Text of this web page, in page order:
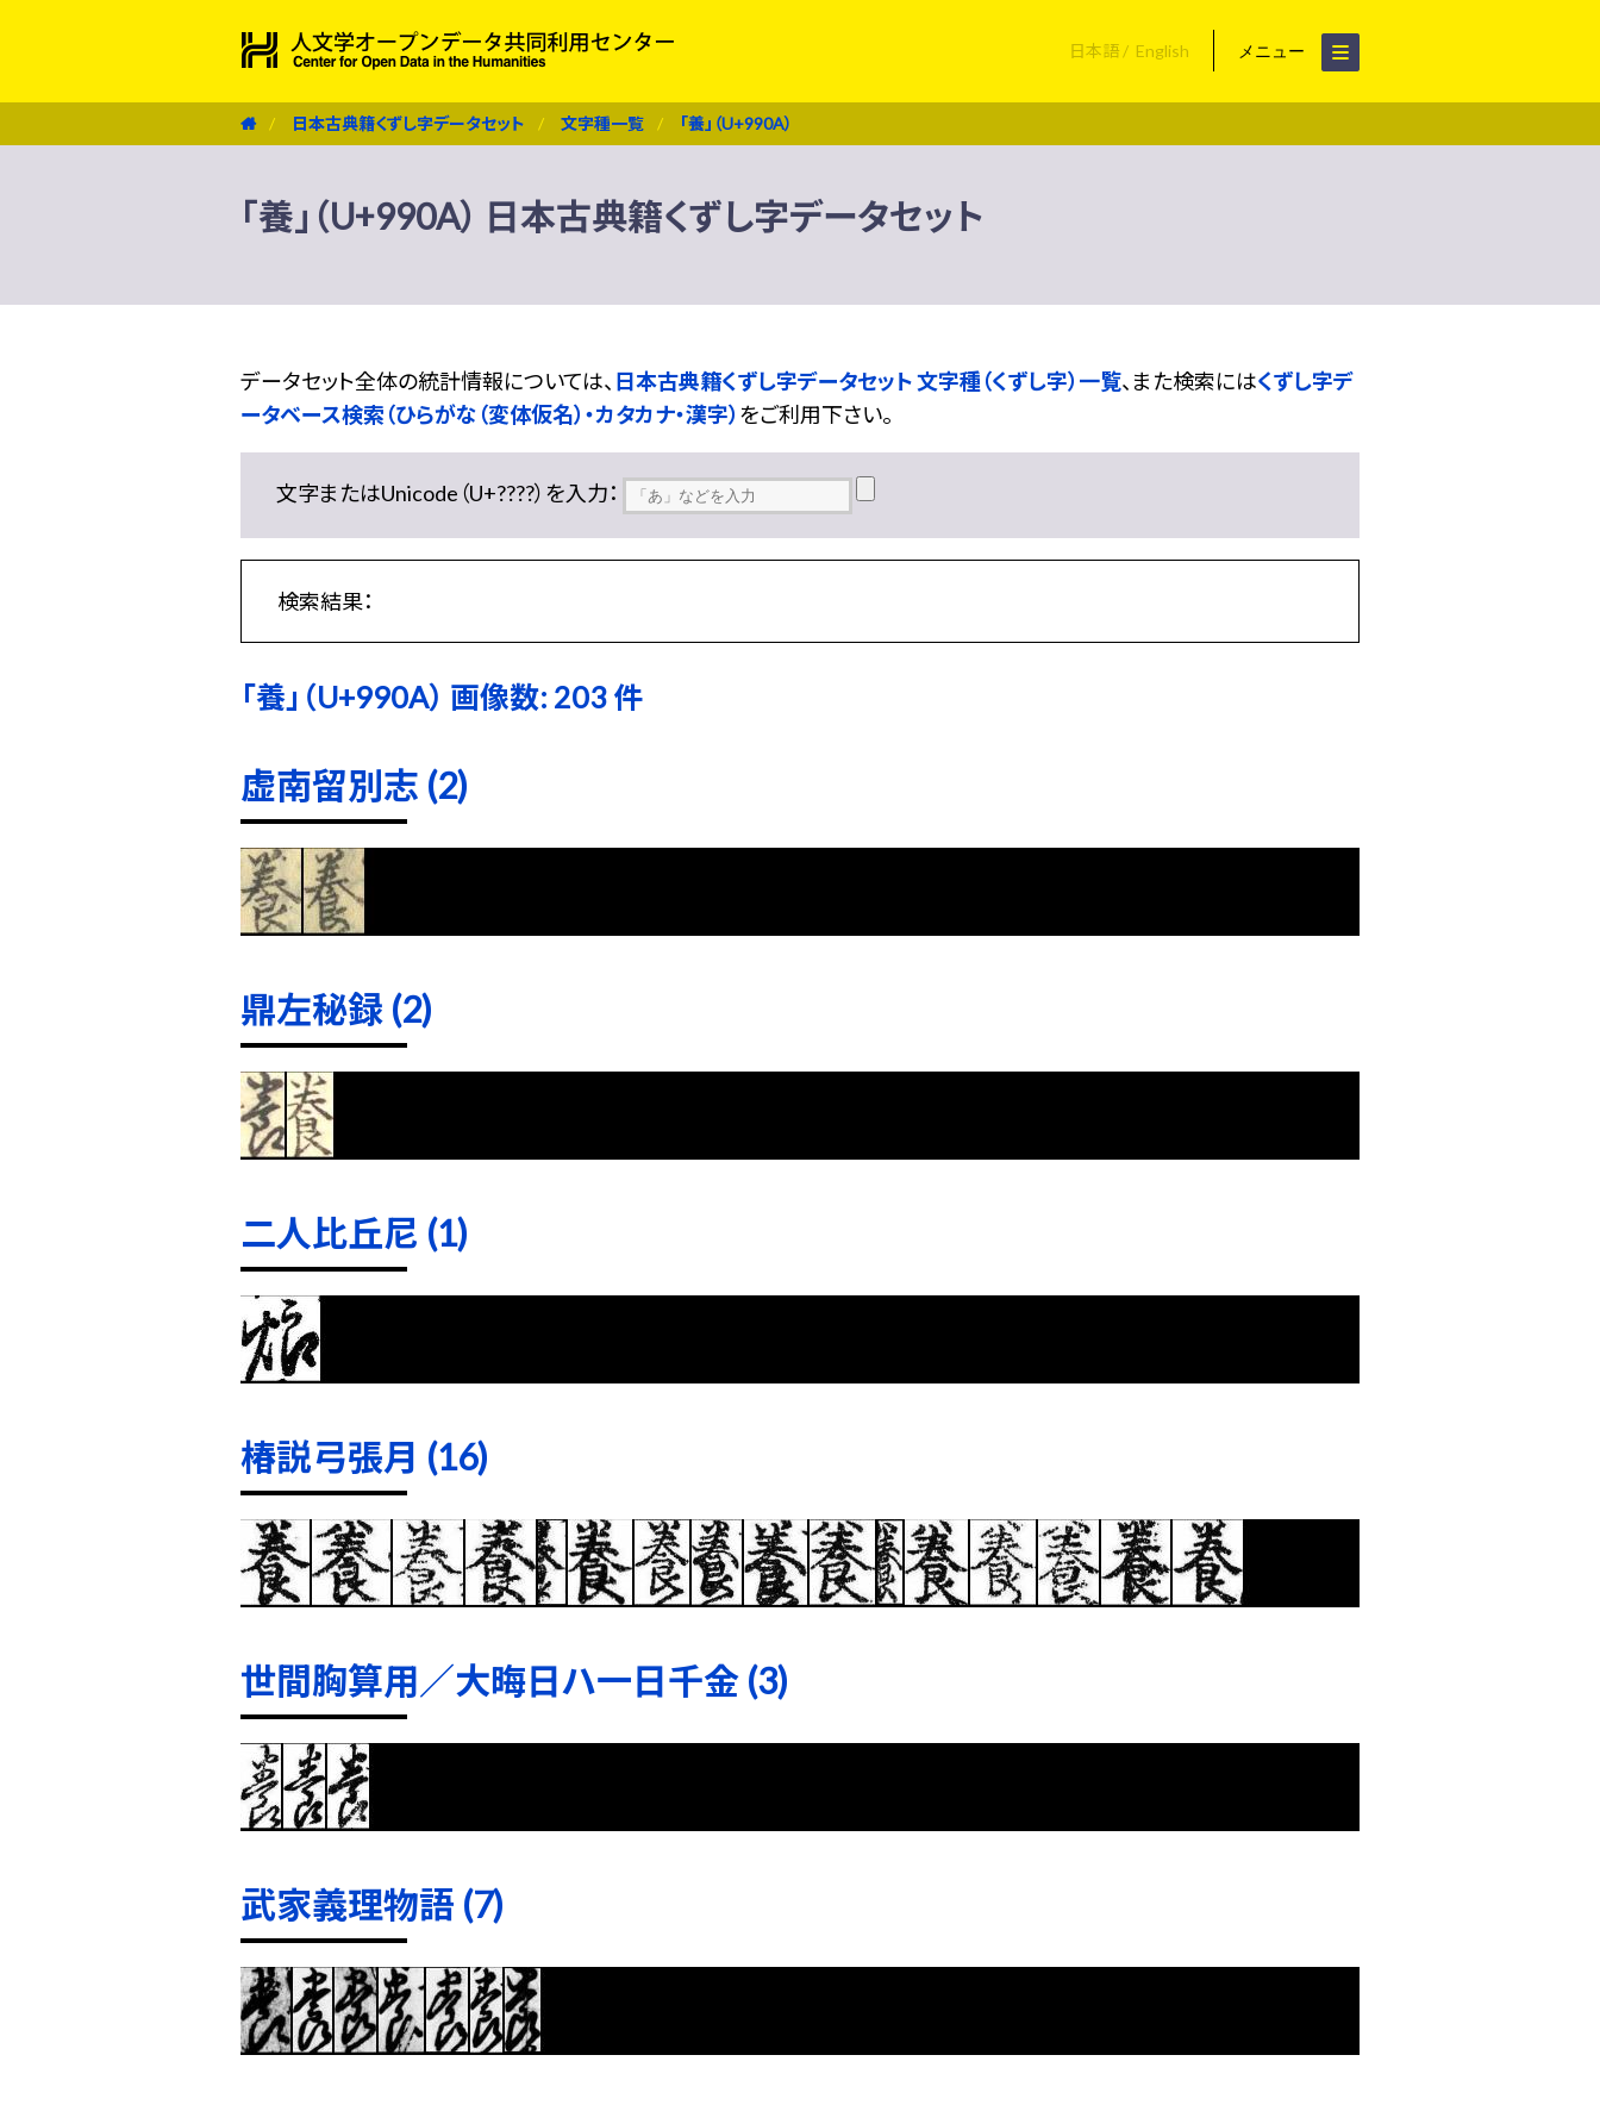
日本語 English メニュー
日本古典籍くずし字データセット 文字種一覧 「養」（U+990A）
「養」（U+990A） 日本古典籍くずし字データセット
データセット全体の統計情報については、 日本古典籍くずし字データセット 文字種（くずし字）一覧、また検索にはくずし字デ
ータベース検索（ひらがな（変体仮名）・カタカナ・漢字） をご利用下さい。
文字またはUnicode（U+????）を入力：
検索結果：
「養」（U+990A） 画像数: 203 件
虚南留別志 (2)
鼎左秘録 (2)
二人比丘尼 (1)
椿説弓張月 (16)
世間胸算用／大晦日ハ一日千金 (3)
武家義理物語 (7)